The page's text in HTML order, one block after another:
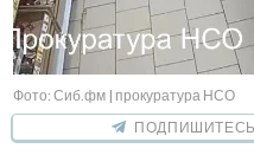
Фото: Сиб.фм | прокуратура НСО
ПОДПИШИТЕСЬ